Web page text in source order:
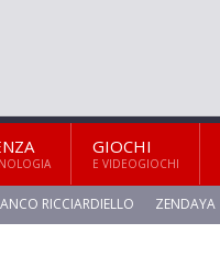
GIOCHI
E VIDEOGIOCHI
RICCIARDIELLO ZENDAYA